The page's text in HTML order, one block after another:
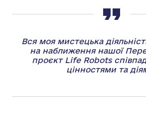
Вся моя мистецька
на наближення нашої
проєкт Life Robots
цінностями та